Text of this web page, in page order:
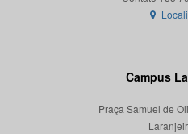
Campus
Praça Samuel de